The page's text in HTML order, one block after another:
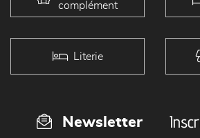
complément
Literie
Newsletter